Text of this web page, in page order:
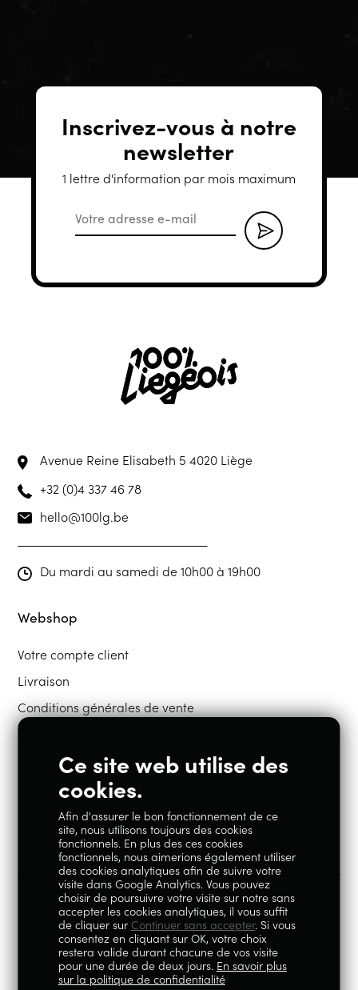
Inscrivez-vous à notre
newsletter
1 lettre d'information par mois maximum
Avenue Reine Elisabeth 54020 Liège
+32 (0)4 337 46 78
hello@100lg.be
Du mardi au samedi de 10h00 à 19h00
Webshop
Votre compte client
Livraison
Conditions générales de vente
Restons en contact
Instagram Facebook
100% Liégeois est un concept de la société Geoby SRL, TVA
BE0759.717.658, sise Avenue Reine Elisabeth 5 à 4020 Liège.
© 2026
Mentions légales |
Politique de
Ce site web utilise des
cookies.
Afin d'assurer le bon fonctionnement de ce
site, nous utilisons toujours des cookies
fonctionnels. En plus des ces cookies
fonctionnels, nous aimerions également utiliser
des cookies analytiques afin de suivre votre
visite dans Google Analytics. Vous pouvez
choisir de poursuivre votre visite sur notre sans
accepter les cookies analytiques, il vous suffit
de cliquer sur Continuer sans accepter. Si vous
consentez en cliquant sur OK, votre choix
restera valide durant chacune de vos visite
pour une durée de deux jours. En savoir plus
sur la politique de confidentialité